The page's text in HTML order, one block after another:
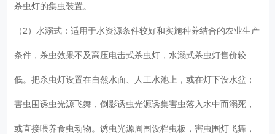
杀虫灯的集虫装置。
（2）水溺式：适用于水资源条件较好和实施种养结合的农业生产
条件，杀虫效果不及高压电击式杀虫灯，水溺式杀虫灯售价较
低。把杀虫灯设置在自然水面、人工水池上，或在灯下设水盆；
害虫围诱虫光源飞舞，倒影诱虫光源诱集害虫落入水中而溺死，
或直接喂养食虫动物。诱虫光源周围设档虫板，害虫围灯飞舞，